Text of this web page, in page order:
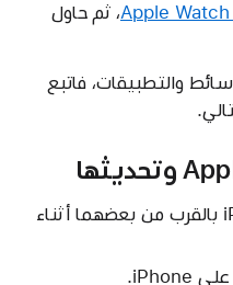
، ثم حاول
والتطبيقات، فاتبع
ضع Apple Watch وiPhone بالقرب من بعضهما أثناء